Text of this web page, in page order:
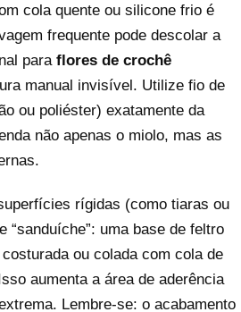
cola quente ou silicone frio é
frequente pode descolar a
para flores de crochê
manual invisível. Utilize fio de
ou poliéster) exatamente da
não apenas o miolo, mas as
rígidas (como tiaras ou
“sanduíche”: uma base de feltro
ou colada com cola de
aumenta a área de aderência
Lembre-se: o acabamento